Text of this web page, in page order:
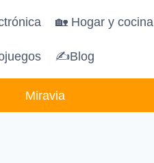
🏡 Hogar y cocina
✍Blog
Miravia